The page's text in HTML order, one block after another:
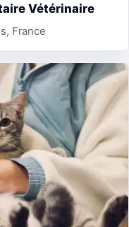
Vétérinaire
France